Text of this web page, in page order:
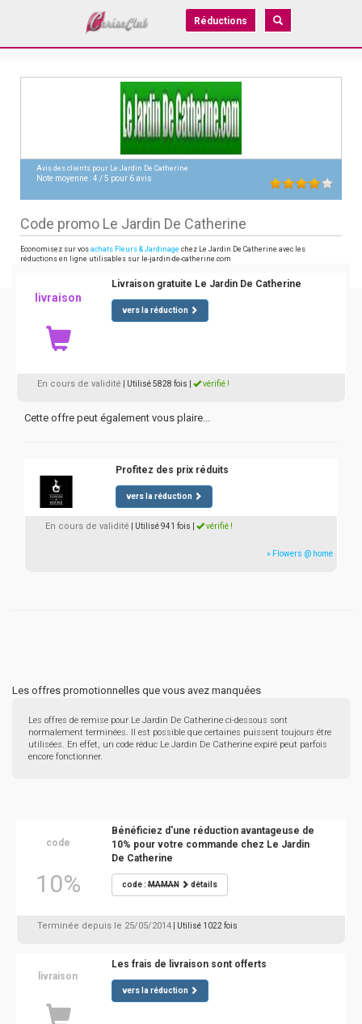
Réductions
Avis des clients pour Le Jardin De Catherine
Note moyenne :4 /5 pour 6avis
Code promo Le Jardin De Catherine
Economisez sur vos achats Fleurs & Jardinage chez Le Jardin De Catherine avec les
réductions en ligne utilisables sur le-jardin-de-catherine.com
livraison
Livraison gratuite Le Jardin De Catherine
vers la réduction
En cours de validité | Utilisé 5828 fois vérifié !
Cette offre peut également vous plaire...
Profitez des prix réduits
vers la réduction
En cours de validité | Utilisé 941 fois vérifié !
» Flowers @ home
Les offres promotionnelles que vous avez manquées
Les offres de remise pour Le Jardin De Catherine ci-dessous sont
normalement terminées. Il est possible que certaines puissent toujours être
utilisées. En effet, un code réduc Le Jardin De Catherine expiré peut parfois
encore fonctionner.
code
10%
Bénéficiez d'une réduction avantageuse de
10% pour votre commande chez Le Jardin
De Catherine
code :MAMAN détails
Terminée depuis le 25/05/2014 | Utilisé 1022 fois
livraison
Les frais de livraison sont offerts
vers la réduction